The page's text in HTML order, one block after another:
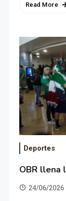
Read More
Deportes
OBR llena
24/06/2026